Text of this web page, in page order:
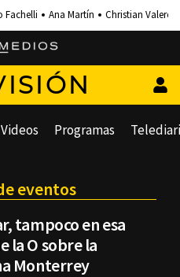
Fachelli Ana Martín Christian Valero
Programas
eventos
tampoco en esa
la O sobre la
Monterrey